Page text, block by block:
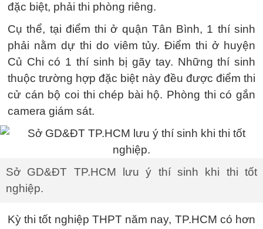
đặc biệt, phải thi phòng riêng.
Cụ thể, tại điểm thi ở quận Tân Bình, 1 thí sinh
phải nằm dự thi do viêm tủy. Điểm thi ở huyện
Củ Chi có 1 thí sinh bị gãy tay. Những thí sinh
thuộc trường hợp đặc biệt này đều được điểm thi
cử cán bộ coi thi chép bài hộ. Phòng thi có gắn
camera giám sát.
Sở GD&ĐT TP.HCM lưu ý thí sinh khi thi tốt
nghiệp.
Kỳ thi tốt nghiệp THPT năm nay, TP.HCM có hơn